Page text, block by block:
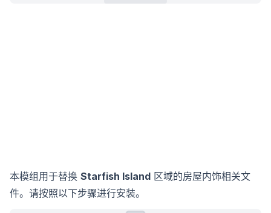
本模组用于替换 Starfish Island 区域的房屋内饰相关文
件。请按照以下步骤进行安装。